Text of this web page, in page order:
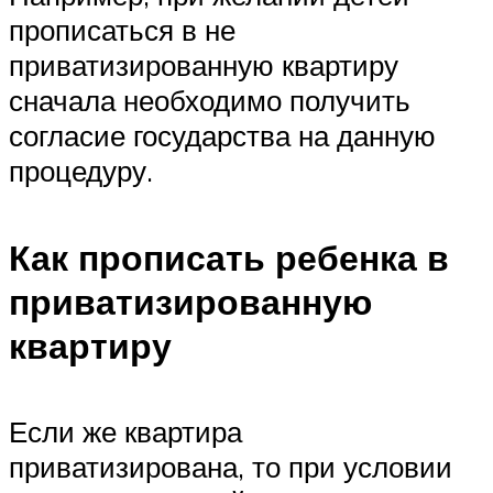
прописаться в не
приватизированную квартиру
сначала необходимо получить
согласие государства на данную
процедуру.
Как прописать ребенка в
приватизированную
квартиру
Если же квартира
приватизирована, то при условии